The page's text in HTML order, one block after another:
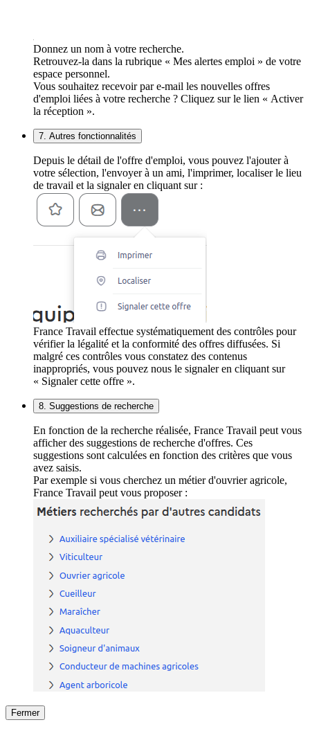
Donnez un nom à votre recherche.
Retrouvez-la dans la rubrique « Mes alertes emploi » de votre
espace personnel.
Vous souhaitez recevoir par e-mail les nouvelles offres
d'emploi liées à votre recherche ? Cliquez sur le lien « Activer
la réception ».
7. Autres fonctionnalités
Depuis le détail de l'offre d'emploi, vous pouvez l'ajouter à
votre sélection, l'envoyer à un ami, l'imprimer, localiser le lieu
de travail et la signaler en cliquant sur :
France Travail effectue systématiquement des contrôles pour
vérifier la légalité et la conformité des offres diffusées. Si
malgré ces contrôles vous constatez des contenus
inappropriés, vous pouvez nous le signaler en cliquant sur
« Signaler cette offre ».
8. Suggestions de recherche
En fonction de la recherche réalisée, France Travail peut vous
afficher des suggestions de recherche d'offres. Ces
suggestions sont calculées en fonction des critères que vous
avez saisis.
Par exemple si vous cherchez un métier d'ouvrier agricole,
France Travail peut vous proposer :
Fermer